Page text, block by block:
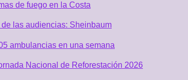
de fuego en la Costa
las audiencias: Sheinbaum
ambulancias en una semana
Nacional de Reforestación 2026